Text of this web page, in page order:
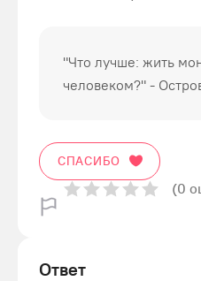
"Что лучше: жить
человеком?" -
СПАСИБО
(0
Ответ